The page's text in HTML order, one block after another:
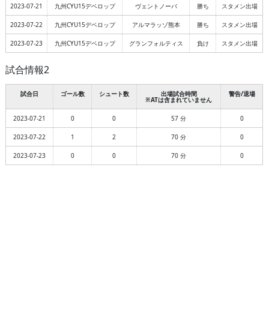
2023-07-21 九州CYU15デベロップ ヴェントノーバ 勝ち スタメン出場
2023-07-22 九州CYU15デベロップ アルマラッゾ熊本 勝ち スタメン出場
2023-07-23 九州CYU15デベロップ グランフォルティス 負け スタメン出場
試合情報2
試合日 ゴール数 シュート数 出場試合時間
※ATは含まれていません
警告/退場
2023-07-21 0 0 57 分 0
2023-07-22 1 2 70 分 0
2023-07-23 0 0 70 分 0